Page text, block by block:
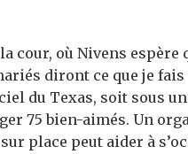
cour, où Nivens espère
diront ce que je
du Texas, soit sous
75 bien-aimés. Un
place peut aider à